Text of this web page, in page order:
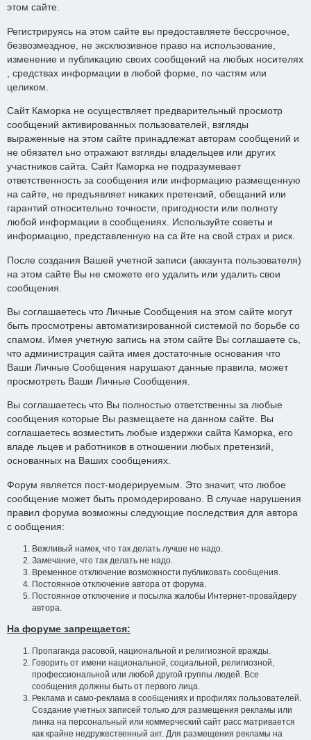
этом сайте.
Регистрируясь на этом сайте вы предоставляете бессрочное,
безвозмездное, не эксклюзивное право на использование,
изменение и публикацию своих сообщений на любых носителях
, средствах информации в любой форме, по частям или
целиком.
Сайт Каморка не осуществляет предварительный просмотр
сообщений активированных пользователей, взгляды
выраженные на этом сайте принадлежат авторам сообщений и
не обязател ьно отражают взгляды владельцев или других
участников сайта. Сайт Каморка не подразумевает
ответственность за сообщения или информацию размещенную
на сайте, не предъявляет никаких претензий, обещаний или
гарантий относительно точности, пригодности или полноту
любой информации в сообщениях. Используйте советы и
информацию, представленную на са йте на свой страх и риск.
После создания Вашей учетной записи (аккаунта пользователя)
на этом сайте Вы не сможете его удалить или удалить свои
сообщения.
Вы соглашаетесь что Личные Сообщения на этом сайте могут
быть просмотрены автоматизированной системой по борьбе со
спамом. Имея учетную запись на этом сайте Вы соглашаете сь,
что администрация сайта имея достаточные основания что
Ваши Личные Сообщения нарушают данные правила, может
просмотреть Ваши Личные Сообщения.
Вы соглашаетесь что Вы полностью ответственны за любые
сообщения которые Вы размещаете на данном сайте. Вы
соглашаетесь возместить любые издержки сайта Каморка, его
владе льцев и работников в отношении любых претензий,
основанных на Ваших сообщениях.
Форум является пост-модерируемым. Это значит, что любое
сообщение может быть промодерировано. В случае нарушения
правил форума возможны следующие последствия для автора
с ообщения:
Вежливый намек, что так делать лучше не надо.
Замечание, что так делать не надо.
Временное отключение возможности публиковать сообщения.
Постоянное отключение автора от форума.
Постоянное отключение и посылка жалобы Интернет-провайдеру
автора.
На форуме запрещается:
Пропаганда расовой, национальной и религиозной вражды.
Говорить от имени национальной, социальной, религиозной,
профессиональной или любой другой группы людей. Все
сообщения должны быть от первого лица.
Реклама и само-реклама в сообщениях и профилях пользователей.
Создание учетных записей только для размещения рекламы или
линка на персональный или коммерческий сайт расс матривается
как крайне недружественный акт. Для размещения рекламы на